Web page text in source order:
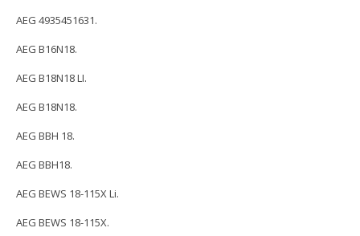
AEG 4935451631.
AEG B16N18.
AEG B18N18 LI.
AEG B18N18.
AEG BBH 18.
AEG BBH18.
AEG BEWS 18-115X Li.
AEG BEWS 18-115X.